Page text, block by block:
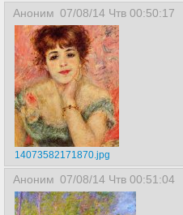
Аноним 07/08/14 Чтв 00:50:17
14073582171870.jpg
Аноним 07/08/14 Чтв 00:51:04